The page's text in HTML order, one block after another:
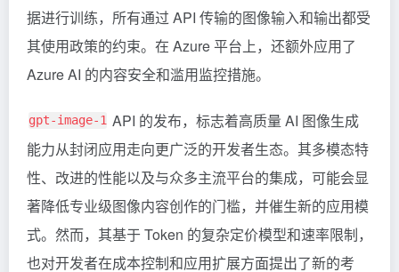
据进行训练，所有通过 API 传输的图像输入和输出都受
其使用政策的约束。在 Azure 平台上，还额外应用了
Azure AI 的内容安全和滥用监控措施。
gpt-image-1 API 的发布，标志着高质量 AI 图像生成
能力从封闭应用走向更广泛的开发者生态。其多模态特
性、改进的性能以及与众多主流平台的集成，可能会显
著降低专业级图像内容创作的门槛，并催生新的应用模
式。然而，其基于 Token 的复杂定价模型和速率限制，
也对开发者在成本控制和应用扩展方面提出了新的考